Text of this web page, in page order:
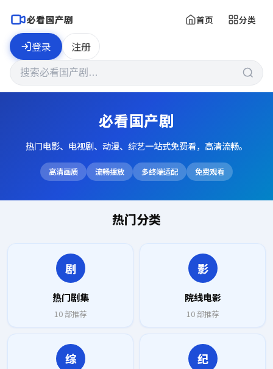
必看国产剧 首页 分类
登录 注册
必看国产剧
热门电影、电视剧、动漫、综艺一站式免费看，高清流畅。
高清画质 流畅播放 多终端适配 免费观看
热门分类
剧
热门剧集
10部推荐
影
院线电影
10部推荐
综 纪